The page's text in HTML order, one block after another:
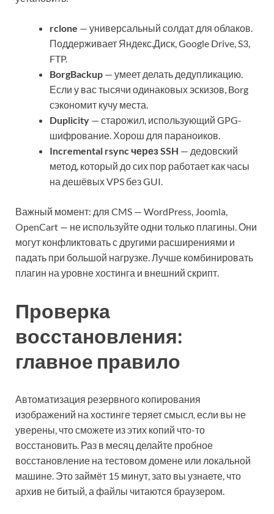
rclone — универсальный солдат для облаков.
Поддерживает Яндекс.Диск, Google Drive, S3,
FTP.
BorgBackup — умеет делать дедупликацию.
Если у вас тысячи одинаковых эскизов, Borg
сэкономит кучу места.
Duplicity — старожил, использующий GPG-
шифрование. Хорош для параноиков.
Incremental rsync через SSH — дедовский
метод, который до сих пор работает как часы
на дешёвых VPS без GUI.
Важный момент: для CMS — WordPress, Joomla,
OpenCart — не используйте одни только плагины. Они
могут конфликтовать с другими расширениями и
падать при большой нагрузке. Лучше комбинировать
плагин на уровне хостинга и внешний скрипт.
Проверка
восстановления:
главное правило
Автоматизация резервного копирования
изображений на хостинге теряет смысл, если вы не
уверены, что сможете из этих копий что-то
восстановить. Раз в месяц делайте пробное
восстановление на тестовом домене или локальной
машине. Это займёт 15 минут, зато вы узнаете, что
архив не битый, а файлы читаются браузером.